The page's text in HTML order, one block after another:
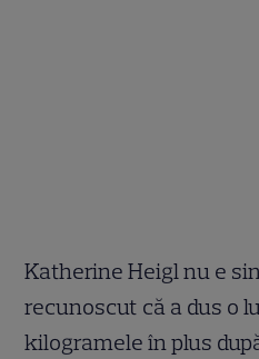
Katherine Heigl nu e
recunoscut că a dus o
kilogramele în plus